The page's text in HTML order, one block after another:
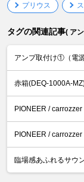
プリウス
タグの関連記事( ア
アンプ取付け①（電
赤箱(DEQ-1000A-
PIONEER /
PIONEER /
臨場感あふれるサウ